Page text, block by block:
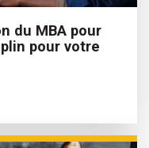
du MBA pour
pour votre